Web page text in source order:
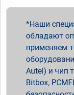
Наши
обладают
применяем
Autel) и чип
Bitbox,